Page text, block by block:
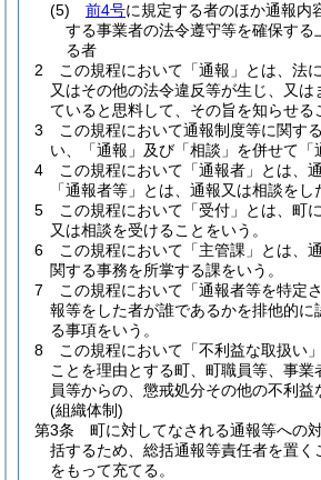
(5)
前4号に規定する者のほか通報内
する事業者の法令遵守等を確保する
る者
2
この規程において「通報」とは、法
又はその他の法令違反等が生じ、又は
ていると思料して、その旨を知らせる
3
この規程において通報制度等に関す
い、「通報」及び「相談」を併せて「
4
この規程において「通報者」とは、
「通報者等」とは、通報又は相談をし
5
この規程において「受付」とは、町
又は相談を受けることをいう。
6
この規程において「主管課」とは、
関する事務を所掌する課をいう。
7
この規程において「通報者等を特定
報等をした者が誰であるかを排他的に
る事項をいう。
8
この規程において「不利益な取扱い
ことを理由とする町、町職員等、事
員等からの、懲戒処分その他の不利益
(組織体制)
第3条
町に対してなされる通報等への
括するため、総括通報等責任者を置く
をもって充てる。